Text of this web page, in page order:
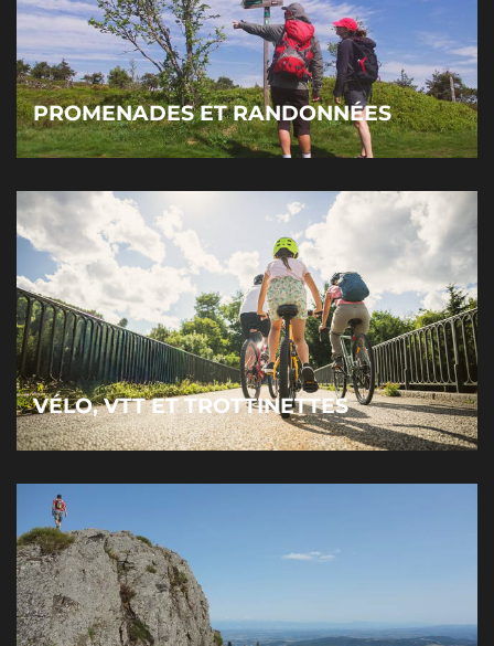
PROMENADES ET RANDONNÉES
VÉLO, VTT ET TROTTINETTES